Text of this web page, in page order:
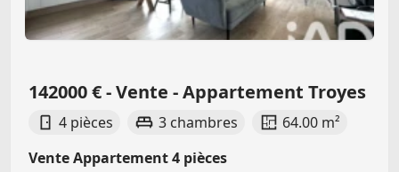
142000 € - Vente - Appartement Troyes
4 pièces 3 chambres
64.00 m²
Vente Appartement 4 pièces